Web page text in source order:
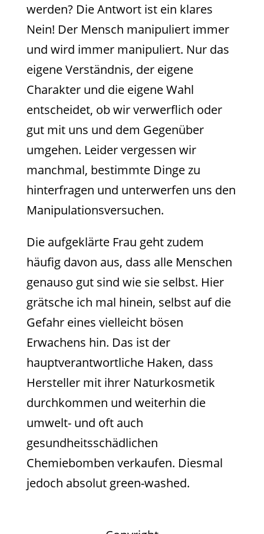
werden? Die Antwort ist ein klares
Nein! Der Mensch manipuliert immer
und wird immer manipuliert. Nur das
eigene Verständnis, der eigene
Charakter und die eigene Wahl
entscheidet, ob wir verwerflich oder
gut mit uns und dem Gegenüber
umgehen. Leider vergessen wir
manchmal, bestimmte Dinge zu
hinterfragen und unterwerfen uns den
Manipulationsversuchen.
Die aufgeklärte Frau geht zudem
häufig davon aus, dass alle Menschen
genauso gut sind wie sie selbst. Hier
grätsche ich mal hinein, selbst auf die
Gefahr eines vielleicht bösen
Erwachens hin. Das ist der
hauptverantwortliche Haken, dass
Hersteller mit ihrer Naturkosmetik
durchkommen und weiterhin die
umwelt- und oft auch
gesundheitsschädlichen
Chemiebomben verkaufen. Diesmal
jedoch absolut green-washed.